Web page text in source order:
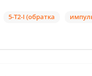
5-Т2-I (обратка